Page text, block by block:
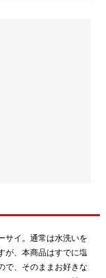
サイ。通常は水洗いを
が、本商品はすでに塩
で、そのままお好きな